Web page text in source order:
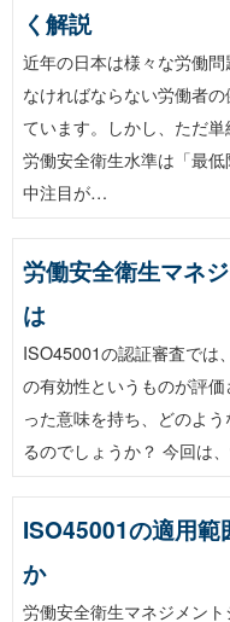
く解説
近年の日本は様々な労働
なければならない労働者
ています。しかし、ただ
労働安全衛生水準は「最
中注目が…
労働安全衛生マネ
は
ISO45001の認証審査では
の有効性というものが評
った意味を持ち、どのよ
るのでしょうか？ 今回は
ISO45001の適用範
か
労働安全衛生マネジメン